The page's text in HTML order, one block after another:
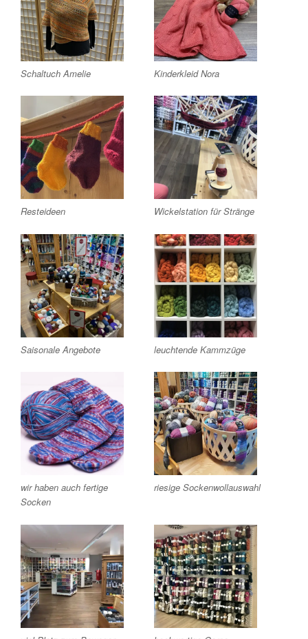
Schaltuch Amelie Kinderkleid Nora
Resteideen Wickelstation für Stränge
Saisonale Angebote leuchtende Kammzüge
wir haben auch fertige
Socken
riesige Sockenwollauswahl